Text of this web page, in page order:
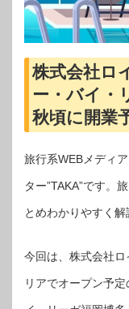
株式会社ロ
ー・バイ・
秋頃に開業
旅行系WEBメディ
ター”TAKA”です。
とめわかりやすく解
今回は、株式会社
リアでオープン予